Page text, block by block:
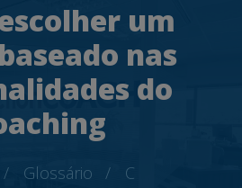
um
nas
do
Glossário
C